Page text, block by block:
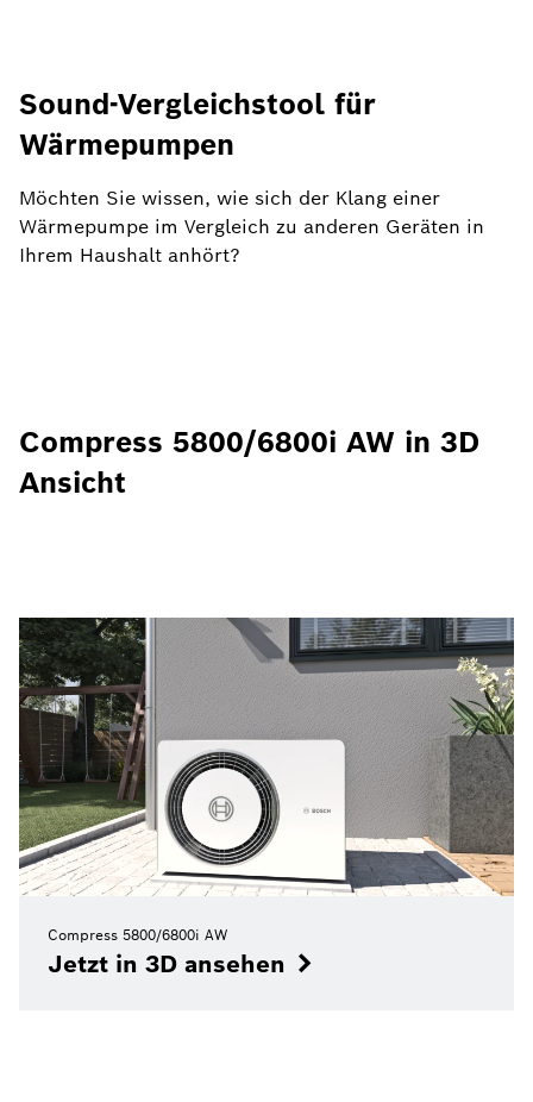
Sound-Vergleichstool für
Wärmepumpen
Möchten Sie wissen, wie sich der Klang einer
Wärmepumpe im Vergleich zu anderen Geräten in
Ihrem Haushalt anhört?
Compress 5800/6800i AW in 3D
Ansicht
Compress 5800/6800i AW
Jetzt in 3D ansehen